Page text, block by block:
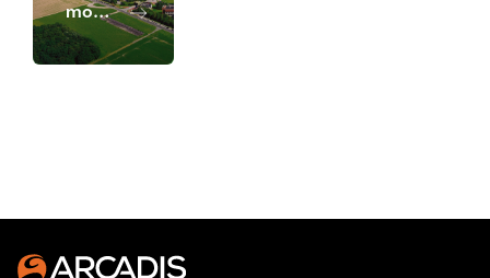
moderne
Labor-
Situation: